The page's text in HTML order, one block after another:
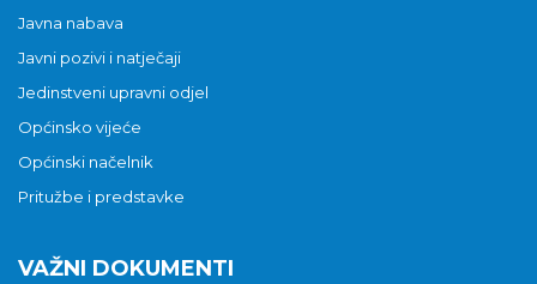
Javna nabava
Javni pozivi i natječaji
Jedinstveni upravni odjel
Općinsko vijeće
Općinski načelnik
Pritužbe i predstavke
VAŽNI DOKUMENTI